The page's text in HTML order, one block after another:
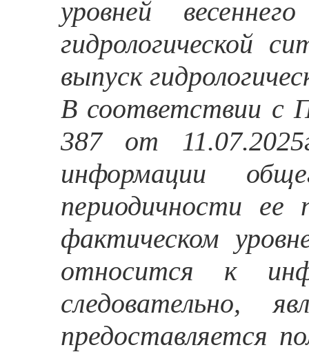
уровней
гидрологической
выпуск
В соответствии с
387 от
информации
периодичности ее
фактическом
относится к
следовательно,
предоставляется